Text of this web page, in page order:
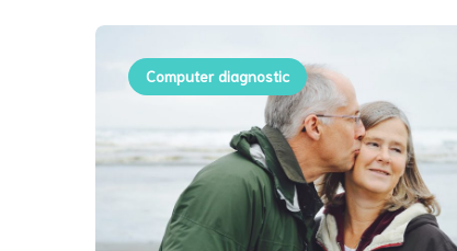
Computer diagnostic